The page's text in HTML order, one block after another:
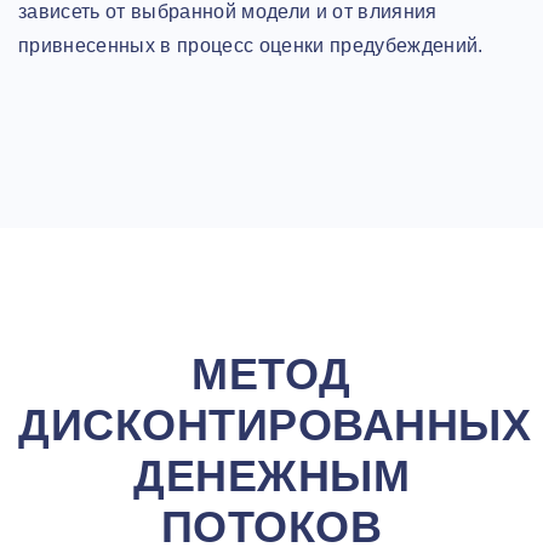
зависеть от выбранной модели и от влияния
привнесенных в процесс оценки предубеждений.
МЕТОД
ДИСКОНТИРОВАННЫХ
ДЕНЕЖНЫМ
ПОТОКОВ